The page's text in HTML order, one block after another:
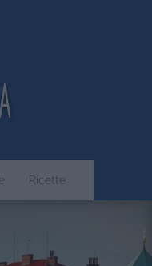
Ricette